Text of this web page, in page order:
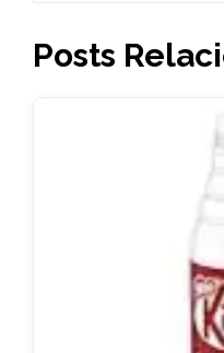
Posts